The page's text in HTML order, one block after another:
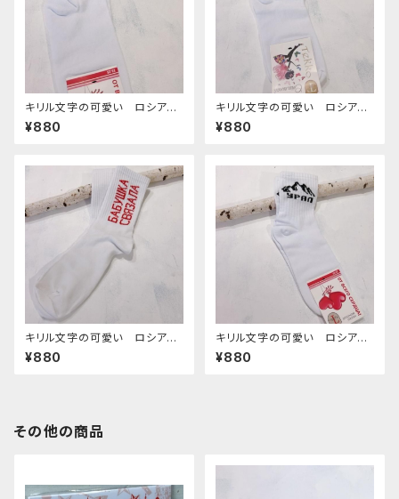
キリル文字の可愛い ロシアの
靴下 14 ２３−２５cm
¥880
キリル文字の可愛い ロシアの
靴下 13 ２３−２５cm
¥880
キリル文字の可愛い ロシアの
靴下 12 ２３−２５cm
¥880
キリル文字の可愛い ロシアの
靴下 8 ２３−２５cm
¥880
その他の商品